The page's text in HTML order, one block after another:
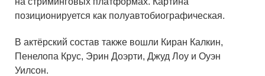
позиционируется как полуавтобиографическая.
В актёрский состав также вошли Киран Калкин,
Пенелопа Крус, Эрин Доэрти, Джуд Лоу и Оуэн
Уилсон.